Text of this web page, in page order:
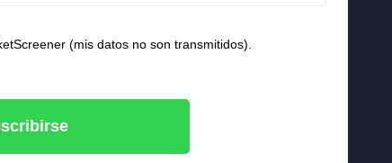
(mis datos no son transmitidos).